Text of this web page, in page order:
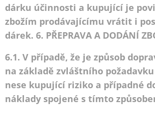
dárku účinnosti a kupující je
zbožím prodávajícímu vrátit i
dárek. 6. PŘEPRAVA A DODÁNÍ
6.1. V případě, že je způsob
na základě zvláštního
nese kupující riziko a případné
náklady spojené s tímto